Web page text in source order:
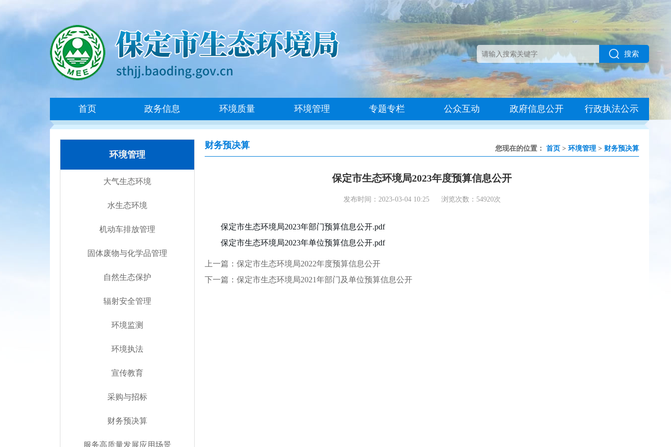
搜索
首页 政务信息 环境质量 环境管理 专题专栏 公众互动 政府信息公开 行政执法公示
环境管理
大气生态环境
水生态环境
机动车排放管理
固体废物与化学品管理
自然生态保护
辐射安全管理
环境监测
环境执法
宣传教育
采购与招标
财务预决算
服务高质量发展应用场景
财务预决算 您现在的位置： 首页 > 环境管理 > 财务预决算
保定市生态环境局2023年度预算信息公开
发布时间：2023-03-04 10:25 浏览次数：54920次
保定市生态环境局2023年部门预算信息公开.pdf
保定市生态环境局2023年单位预算信息公开.pdf
上一篇：保定市生态环境局2022年度预算信息公开
下一篇：保定市生态环境局2021年部门及单位预算信息公开